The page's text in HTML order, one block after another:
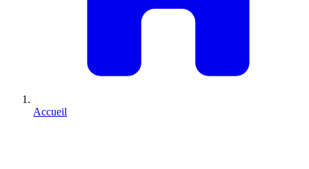
Accueil